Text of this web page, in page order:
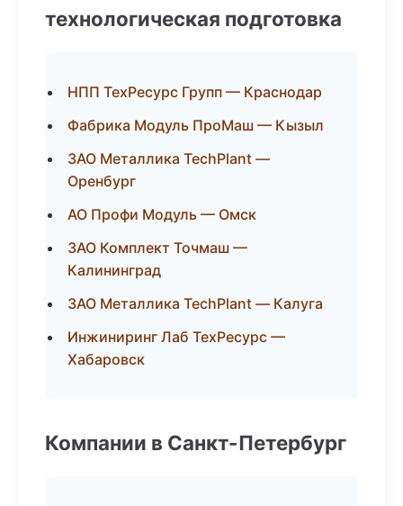
технологическая подготовка
НПП ТехРесурс Групп — Краснодар
Фабрика Модуль ПроМаш — Кызыл
ЗАО Металлика TechPlant —
Оренбург
АО Профи Модуль — Омск
ЗАО Комплект Точмаш —
Калининград
ЗАО Металлика TechPlant — Калуга
Инжиниринг Лаб ТехРесурс —
Хабаровск
Компании в Санкт-Петербург